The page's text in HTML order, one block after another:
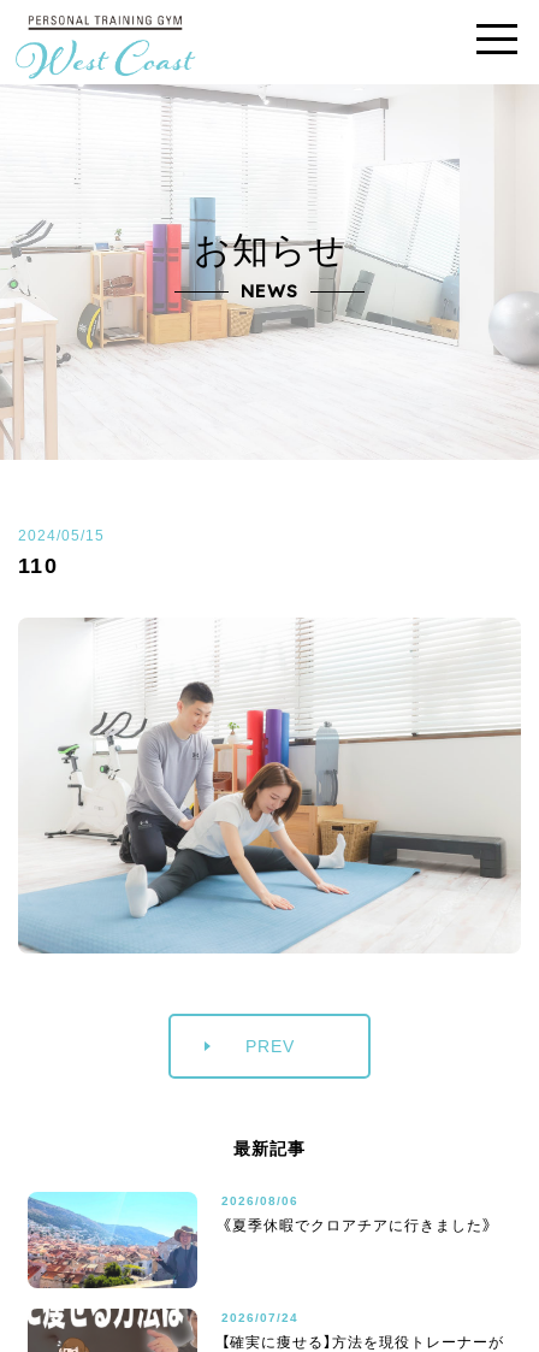
お知らせ
NEWS
2024/05/15
110
PREV
最新記事
2026/08/06
《夏季休暇でクロアチアに行きました》
2026/07/24
【確実に痩せる】方法を現役トレーナーが